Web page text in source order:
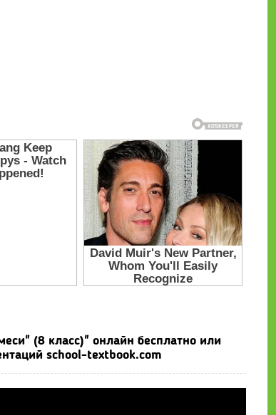
(8 класс)" онлайн бесплатно или
school-textbook.com